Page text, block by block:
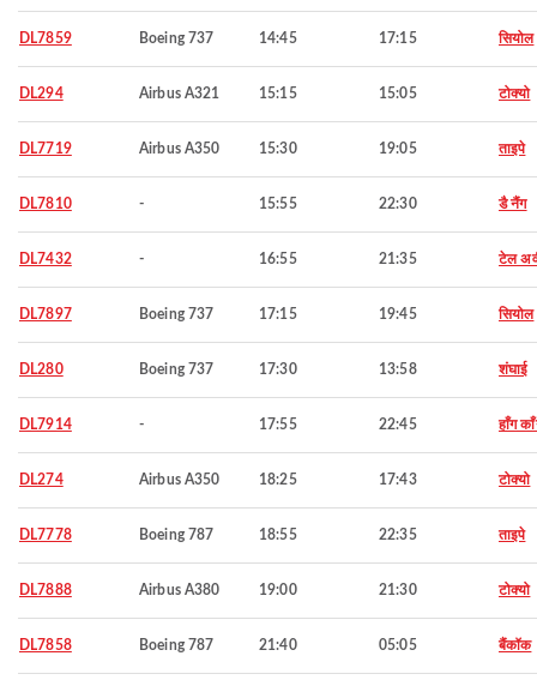
DL7859 Boeing 737 14:45 17:15 सियोल
DL294 Airbus A321 15:15 15:05 टोक्यो
DL7719 Airbus A350 15:30 19:05 ताइपे
DL7810 - 15:55 22:30 डै नैंग
DL7432 - 16:55 21:35 टेल
DL7897 Boeing 737 17:15 19:45 सियोल
DL280 Boeing 737 17:30 13:58 शंघाई
DL7914 - 17:55 22:45 हाँग
DL274 Airbus A350 18:25 17:43 टोक्यो
DL7778 Boeing 787 18:55 22:35 ताइपे
DL7888 Airbus A380 19:00 21:30 टोक्यो
DL7858 Boeing 787 21:40 05:05 बैंकॉक